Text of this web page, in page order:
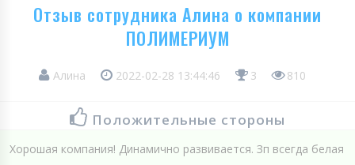
Отзыв сотрудника Алина о компании
ПОЛИМЕРИУМ
Алина 2022-02-28 13:44:46 3 810
Положительные стороны
Хорошая компания! Динамично развивается. Зп всегда белая